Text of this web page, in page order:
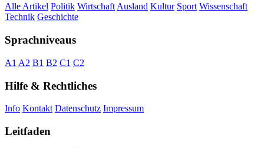
Alle Artikel Politik WirtschaftAusland Kultur Sport Wissenschaft
Technik Geschichte
Sprachniveaus
A1 A2 B1 B2 C1 C2
Hilfe & Rechtliches
Info Kontakt Datenschutz Impressum
Leitfaden